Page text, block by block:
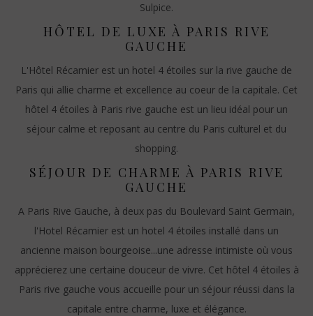
Sulpice.
HÔTEL DE LUXE À PARIS RIVE
GAUCHE
L'Hôtel Récamier est un hotel 4 étoiles sur la rive gauche de
Paris qui allie charme et excellence au coeur de la capitale. Cet
hôtel 4 étoiles à Paris rive gauche est un lieu idéal pour un
séjour calme et reposant au centre du Paris culturel et du
shopping.
SÉJOUR DE CHARME À PARIS RIVE
GAUCHE
A Paris Rive Gauche, à deux pas du Boulevard Saint Germain,
l'Hotel Récamier est un hotel 4 étoiles installé dans un
ancienne maison bourgeoise...une adresse intimiste où vous
apprécierez une certaine douceur de vivre. Cet hôtel 4 étoiles à
Paris rive gauche vous accueille pour un séjour réussi dans la
capitale entre charme, luxe et élégance.